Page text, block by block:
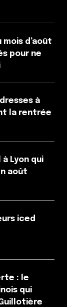
mois d’août
pour ne
à
la rentrée
Lyon qui
août
iced
: le
qui